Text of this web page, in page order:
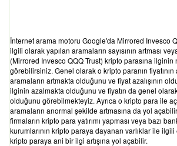
İnternet arama motoru Google'da Mirrored Invesco
ilgili olarak yapılan aramaların sayısının artması
(Mirrored Invesco QQQ Trust) kripto parasına ilginin
görebilirsiniz. Genel olarak o kripto paranın fiyatının
aramaların artmakta olduğunu ve fiyat azalışının
ilginin azalmakta olduğunu ve fiyatın da genel
olduğunu görebilmekteyiz. Ayrıca o kripto para ile
aramaların anormal şekilde artmasına da yol
firmaların kripto para yatırımı yapması veya bazı
kurumlarının kripto paraya dayanan varlıklar ile
kripto paraya ani bir ilgi artışına yol açabilir.